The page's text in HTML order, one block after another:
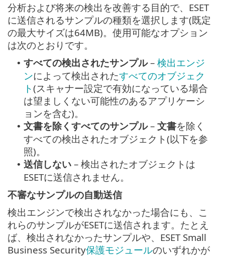
分析および将来の検出を改善する目的で、ESET
に送信されるサンプルの種類を選択します(既定
の最大サイズは64MB)。使用可能なオプション
は次のとおりです。
• すべての検出されたサンプル– 検出エンジ
ンによって検出されたすべてのオブジェク
ト(スキャナー設定で有効になっている場合
は望ましくない可能性のあるアプリケーシ
ョンを含む)。
• 文書を除くすべてのサンプル– 文書を除く
すべての検出されたオブジェクト(以下を参
照)。
• 送信しない – 検出されたオブジェクトは
ESETに送信されません。
不審なサンプルの自動送信
検出エンジンで検出されなかった場合にも、こ
れらのサンプルがESETに送信されます。たとえ
ば、検出されなかったサンプルや、ESET Small
Business Security保護モジュールのいずれかが